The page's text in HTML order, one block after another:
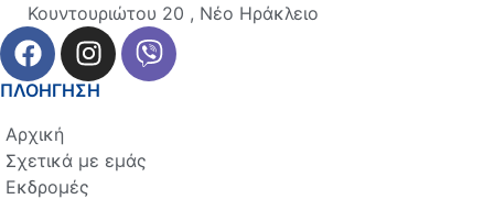
Κουντουριώτου 20 , Νέο Ηράκλειο
ΠΛΟΗΓΗΣΗ
Αρχική
Σχετικά με εμάς
Εκδρομές